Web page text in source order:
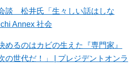
談 松井氏「生々しい話はしな
Annex 社会
めるのはカビの生えた『専門家』
の世代だ！」 | プレジデントオンラ